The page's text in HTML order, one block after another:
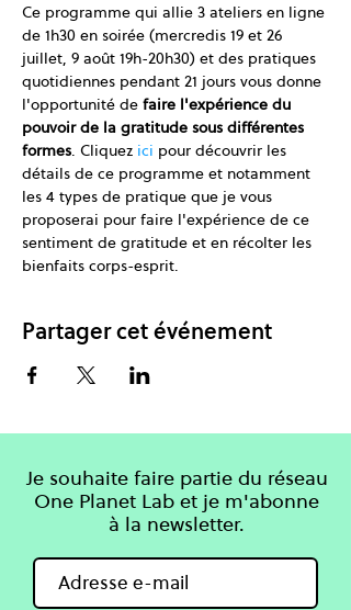
Ce programme qui allie 3 ateliers en ligne
de 1h30 en soirée (mercredis 19 et 26
juillet, 9 août 19h-20h30) et des pratiques
quotidiennes pendant 21 jours vous donne
l'opportunité de faire l'expérience du
pouvoir de la gratitude sous différentes
formes. Cliquez ici pour découvrir les
détails de ce programme et notamment
les 4 types de pratique que je vous
proposerai pour faire l'expérience de ce
sentiment de gratitude et en récolter les
bienfaits corps-esprit.
Partager cet événement
Je souhaite faire partie du réseau
One Planet Lab et je m'abonne
à la newsletter.